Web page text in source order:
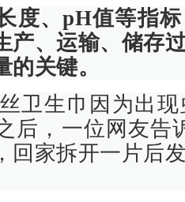
度、pH值等指
产、运输、储存
关键。
卫生巾因为出
后，一位网友告
回家拆开一片后